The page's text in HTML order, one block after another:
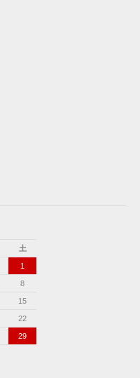
土
1
8
15
22
29